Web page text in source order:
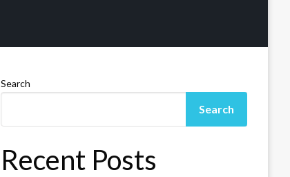
Search
Search
Recent Posts